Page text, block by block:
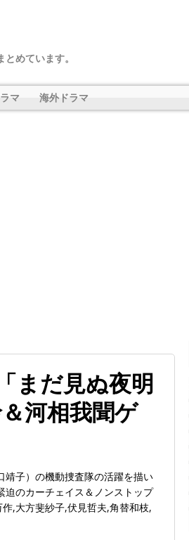
めています。
マ 海外ドラマ
まだ見ぬ夜明
河相我聞ゲ
靖子）の機動捜査隊の活躍を描い
迫のカーチェイス＆ノンストップ
,大方斐紗子,伏見哲夫,角替和枝,